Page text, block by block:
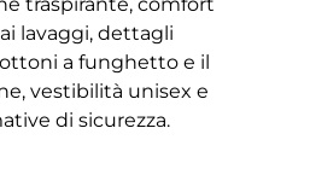
lavaggi, dettagli
a funghetto e il
vestibilità unisex e
di sicurezza.